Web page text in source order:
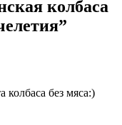
колбаса
колбаса без мяса:)